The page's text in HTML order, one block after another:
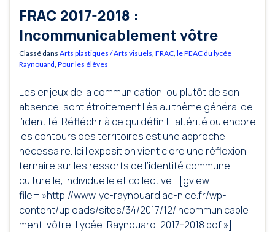
FRAC 2017-2018 :
Incommunicablement vôtre
Classé dans Arts plastiques / Arts visuels FRAC le PEAC du lycée
Raynouard Pour les élèves
Les enjeux de la communication, ou plutôt de son
absence, sont étroitement liés au thème général de
l’identité. Réfléchir à ce qui définit l’altérité ou encore
les contours des territoires est une approche
nécessaire. Ici l’exposition vient clore une réflexion
ternaire sur les ressorts de l’identité commune,
culturelle, individuelle et collective. [gview
file= »http://www.lyc-raynouard.ac-nice.fr/wp-
content/uploads/sites/34/2017/12/Incommunicable
ment-vôtre-Lycée-Raynouard-2017-2018.pdf »]